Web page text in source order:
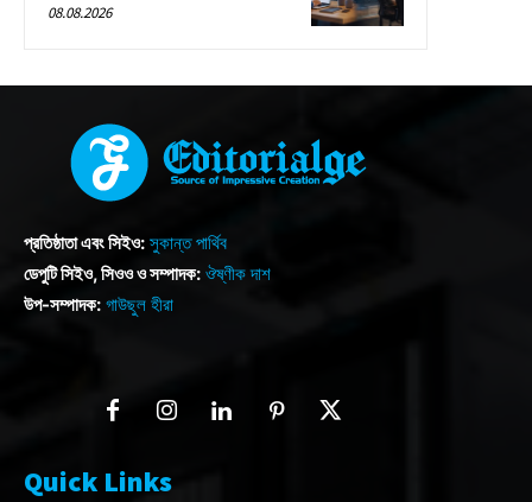
08.08.2026
প্রতিষ্ঠাতা এবং সিইও: সুকান্ত পার্থিব
ডেপুটি সিইও, সিওও ও সম্পাদক: ঔষ্ণীক দাশ
উপ-সম্পাদক: গাউছুল হীরা
Quick Links